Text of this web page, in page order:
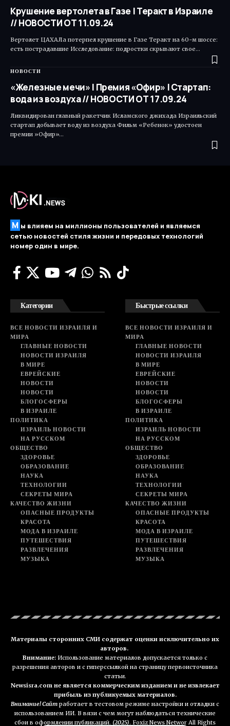
Крушение вертолета в Газе | Теракт в Израиле
// НОВОСТИ ОТ 11.09.24
Вертолет ЦАХАЛа потерпел крушение в Газе Теракт на 60-м шоссе:
есть пострадавшие Исследование: подростки скрывают свое…
НОВОСТИ
«Железные мечи» | Премия «Офир» | Cтартап:
вода из воздуха // НОВОСТИ ОТ 17.09.24
Ликвидирован главный ракетчик Исламского джихада Израильский
стартап добывает воду из воздуха Фильм «Ребенок» удостоен
премии »Офир»…
М ы влияем на миллионы пользователей и являемся
сетью новостей стиля жизни и передовых технологий
номер один в мире.
Категории
ВСЕ НОВОСТИ ИЗРАИЛЯ И
МИРА
ГЛАВНЫЕ НОВОСТИ
НОВОСТИ ИЗРАИЛЯ
В МИРЕ
ЕВРЕЙСКИЕ
НОВОСТИ
НОВОСТИ
БЛОГОСФЕРЫ
В ИЗРАИЛЕ
ПОЛИТИКА
ИЗРАИЛЬ НОВОСТИ
НА РУССКОМ
ОБЩЕСТВО
ЗДОРОВЬЕ
ОБРАЗОВАНИЕ
НАУКА
ТЕХНОЛОГИИ
СЕКРЕТЫ МИРА
КАЧЕСТВО ЖИЗНИ
ОПАСНЫЕ ПРОДУКТЫ
КРАСОТА
МОДА В ИЗРАИЛЕ
ПУТЕШЕСТВИЯ
РАЗВЛЕЧЕНИЯ
МУЗЫКА
Быстрые ссылки
ВСЕ НОВОСТИ ИЗРАИЛЯ И
МИРА
ГЛАВНЫЕ НОВОСТИ
НОВОСТИ ИЗРАИЛЯ
В МИРЕ
ЕВРЕЙСКИЕ
НОВОСТИ
НОВОСТИ
БЛОГОСФЕРЫ
В ИЗРАИЛЕ
ПОЛИТИКА
ИЗРАИЛЬ НОВОСТИ
НА РУССКОМ
ОБЩЕСТВО
ЗДОРОВЬЕ
ОБРАЗОВАНИЕ
НАУКА
ТЕХНОЛОГИИ
СЕКРЕТЫ МИРА
КАЧЕСТВО ЖИЗНИ
ОПАСНЫЕ ПРОДУКТЫ
КРАСОТА
МОДА В ИЗРАИЛЕ
ПУТЕШЕСТВИЯ
РАЗВЛЕЧЕНИЯ
МУЗЫКА
Материалы сторонних СМИ содержат оценки исключительно их
авторов.
Внимание: Использование материалов допускается только с
разрешения авторов и с гиперссылкой на страницу первоисточника
статьи.
Newsisra.com не является коммерческим изданием и не извлекает
прибыль из публикуемых материалов.
Внимание! Сайт работает в тестовом режиме настройки и отладки с
использованием ИИ. В вязи с чем могут наблюдаться технические
сбои в оформлении публикаций. (2025). Foxiz News Networ All Rights